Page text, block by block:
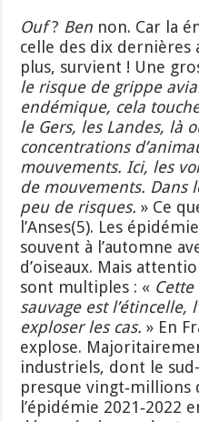
Ouf? Ben non. Car la
celle des dix dernières
plus, survient ! Une
le risque de grippe
endémique, cela
le Gers, les Landes, là
concentrations
mouvements. Ici, les
de mouvements. Dans
peu de risques. » Ce
l’Anses(5). Les
souvent à l’automne
d’oiseaux. Mais
sont multiples : « Cette
sauvage est l’étincelle,
exploser les cas. » En
explose.
industriels, dont le
presque vingt‑millions
l’épidémie 2021‑2022